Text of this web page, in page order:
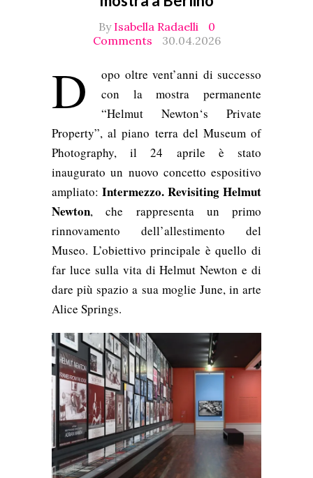
By Isabella Radaelli
0
Comments
30.04.2026
D
opo oltre vent’anni di successo
con la mostra permanente
“Helmut Newton‘s Private
Property”, al piano terra del Museum of
Photography, il 24 aprile è stato
inaugurato un nuovo concetto espositivo
ampliato: Intermezzo. Revisiting Helmut
Newton, che rappresenta un primo
rinnovamento dell’allestimento del
Museo. L’obiettivo principale è quello di
far luce sulla vita di Helmut Newton e di
dare più spazio a sua moglie June, in arte
Alice Springs.